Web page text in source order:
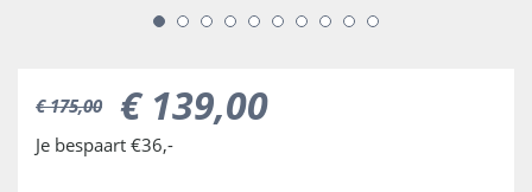
€ 175,00 € 139,00
Je bespaart €36,-